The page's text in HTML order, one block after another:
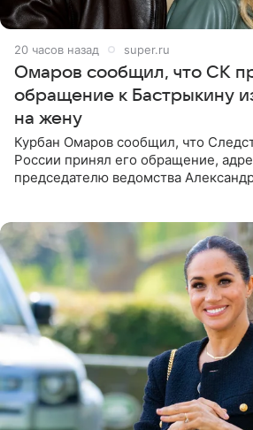
20 часов назад super.ru
Омаров сообщил, что СК
обращение к Бастрыкину
на жену
Курбан Омаров сообщил, что
России принял его обращение,
председателю ведомства